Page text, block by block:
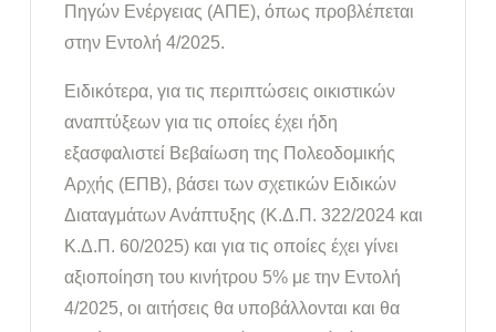
Πηγών Ενέργειας (ΑΠΕ), όπως προβλέπεται
στην Εντολή 4/2025.
Ειδικότερα, για τις περιπτώσεις οικιστικών
αναπτύξεων για τις οποίες έχει ήδη
εξασφαλιστεί Βεβαίωση της Πολεοδομικής
Αρχής (ΕΠΒ), βάσει των σχετικών Ειδικών
Διαταγμάτων Ανάπτυξης (Κ.Δ.Π. 322/2024 και
Κ.Δ.Π. 60/2025) και για τις οποίες έχει γίνει
αξιοποίηση του κινήτρου 5% με την Εντολή
4/2025, οι αιτήσεις θα υποβάλλονται και θα